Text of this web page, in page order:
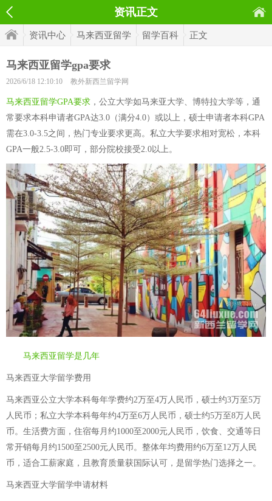
资讯正文
资讯中心 马来西亚留学 留学百科 正文
马来西亚留学gpa要求
2026/6/18 12:10:10 教外新西兰留学网
马来西亚留学GPA要求 ，公立大学如马来亚大学、博特拉大学等，通
常要求本科申请者GPA达3.0（满分4.0）或以上，硕士申请者本科GPA
需在3.0-3.5之间，热门专业要求更高。私立大学要求相对宽松，本科
GPA一般2.5-3.0即可，部分院校接受2.0以上。
马来西亚留学是几年
马来西亚大学留学费用
马来西亚公立大学本科每年学费约2万至4万人民币，硕士约3万至5万
人民币；私立大学本科每年约4万至6万人民币，硕士约5万至8万人民
币。生活费方面，住宿每月约1000至2000元人民币，饮食、交通等日
常开销每月约1500至2500元人民币。整体年均费用约6万至12万人民
币，适合工薪家庭，且教育质量获国际认可，是留学热门选择之一。
马来西亚大学留学申请材料